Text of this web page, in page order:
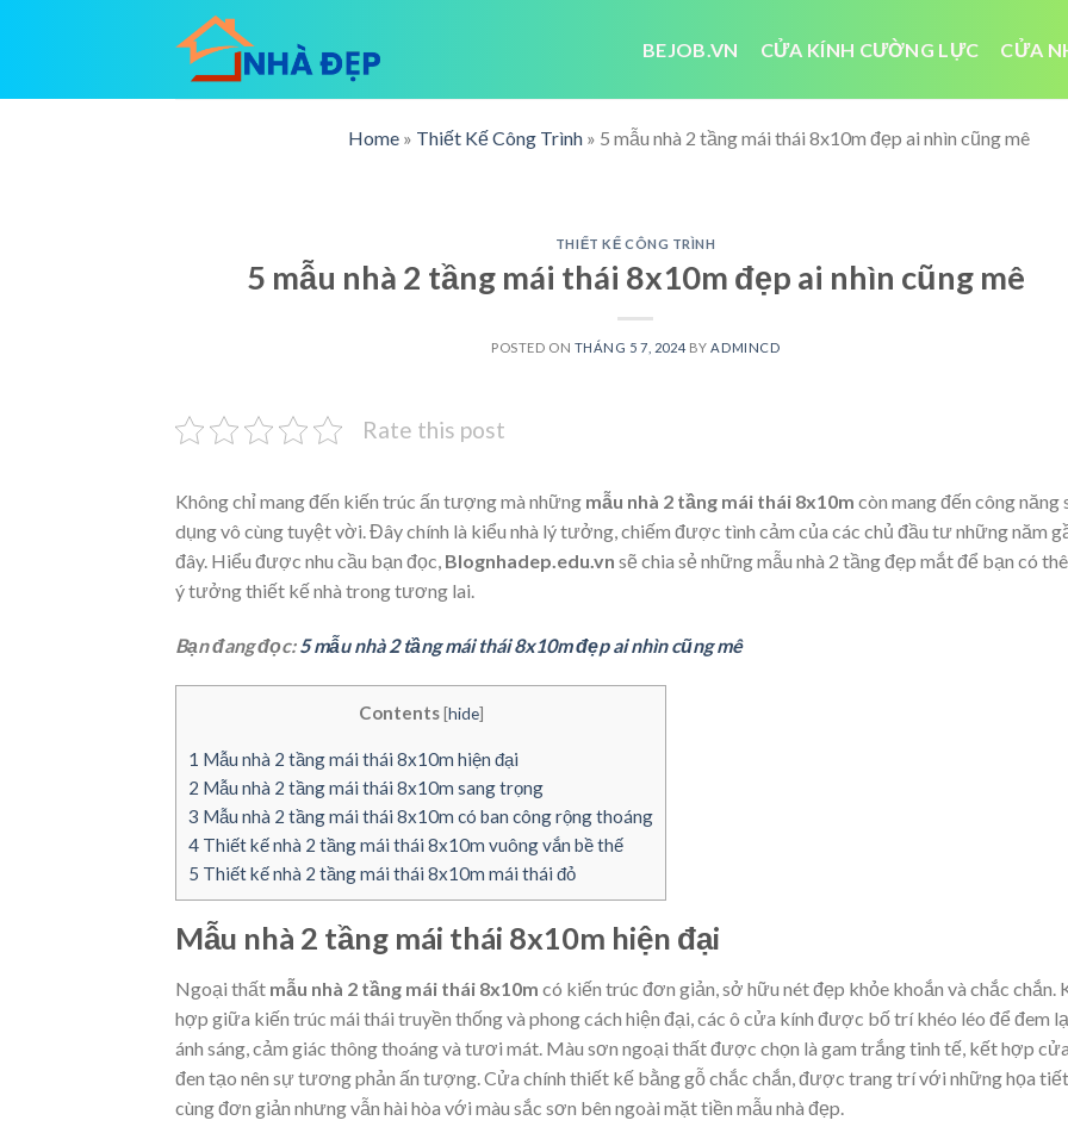
BEJOB.VN CỬA KÍNH CƯỜNG LỰC CỬA
Home » Thiết Kế Công Trình » 5 mẫu nhà 2 tầng mái thái 8x10m đẹp ai nhìn cũng mê
THIẾT KẾ CÔNG TRÌNH
5 mẫu nhà 2 tầng mái thái 8x10m đẹp ai nhìn cũng mê
POSTED ON THÁNG 5 7, 2024 BYADMINCD
Rate this post
Không chỉ mang đến kiến trúc ấn tượng mà những mẫu nhà 2 tầng mái thái 8x10m còn mang đến công năng
dụng vô cùng tuyệt vời. Đây chính là kiểu nhà lý tưởng, chiếm được tình cảm của các chủ đầu tư những năm
đây. Hiểu được nhu cầu bạn đọc, Blognhadep.edu.vn sẽ chia sẻ những mẫu nhà 2 tầng đẹp mắt để bạn có
ý tưởng thiết kế nhà trong tương lai.
Bạn đang đọc:5 mẫu nhà 2 tầng mái thái 8x10m đẹp ai nhìn cũng mê
Contents [hide]
1 Mẫu nhà 2 tầng mái thái 8x10m hiện đại
2 Mẫu nhà 2 tầng mái thái 8x10m sang trọng
3 Mẫu nhà 2 tầng mái thái 8x10m có ban công rộng thoáng
4 Thiết kế nhà 2 tầng mái thái 8x10m vuông vắn bề thế
5 Thiết kế nhà 2 tầng mái thái 8x10m mái thái đỏ
Mẫu nhà 2 tầng mái thái 8x10m hiện đại
Ngoại thất mẫu nhà 2 tầng mái thái 8x10m có kiến trúc đơn giản, sở hữu nét đẹp khỏe khoắn và chắc chắn.
hợp giữa kiến trúc mái thái truyền thống và phong cách hiện đại, các ô cửa kính được bố trí khéo léo để đem
ánh sáng, cảm giác thông thoáng và tươi mát. Màu sơn ngoại thất được chọn là gam trắng tinh tế, kết hợp
đen tạo nên sự tương phản ấn tượng. Cửa chính thiết kế bằng gỗ chắc chắn, được trang trí với những họa
cùng đơn giản nhưng vẫn hài hòa với màu sắc sơn bên ngoài mặt tiền mẫu nhà đẹp.